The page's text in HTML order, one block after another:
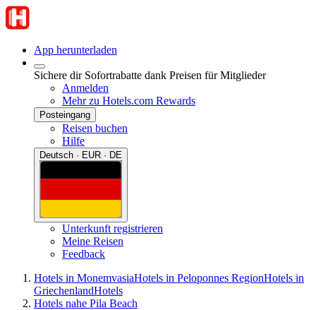
App herunterladen
Sichere dir Sofortrabatte dank Preisen für Mitglieder
Anmelden
Mehr zu Hotels.com Rewards
Posteingang
Reisen buchen
Hilfe
Deutsch · EUR · DE
Unterkunft registrieren
Meine Reisen
Feedback
Hotels in MonemvasiaHotels in Peloponnes RegionHotels in
GriechenlandHotels
Hotels nahe Pila Beach